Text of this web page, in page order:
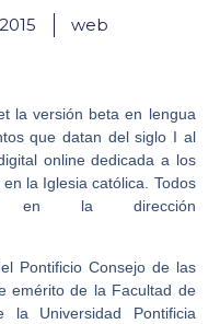
web
la versión beta en lengua
que datan del siglo I al
online dedicada a los
la Iglesia católica. Todos
en la dirección
Pontificio Consejo de las
emérito de la Facultad de
la Universidad Pontificia